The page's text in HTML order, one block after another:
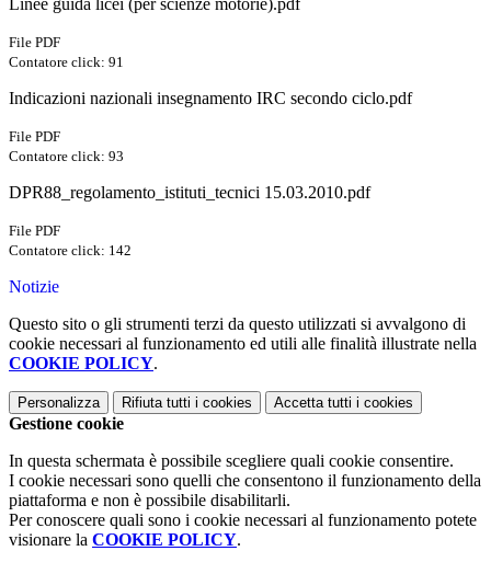
Linee guida licei (per scienze motorie).pdf
File PDF
Contatore click: 91
Indicazioni nazionali insegnamento IRC secondo ciclo.pdf
File PDF
Contatore click: 93
DPR88_regolamento_istituti_tecnici 15.03.2010.pdf
File PDF
Contatore click: 142
Notizie
Questo sito o gli strumenti terzi da questo utilizzati si avvalgono di
cookie necessari al funzionamento ed utili alle finalità illustrate nella
COOKIE POLICY.
Personalizza Rifiuta tutti i cookies Accetta tutti i cookies
Gestione cookie
In questa schermata è possibile scegliere quali cookie consentire.
I cookie necessari sono quelli che consentono il funzionamento della
piattaforma e non è possibile disabilitarli.
Per conoscere quali sono i cookie necessari al funzionamento potete
visionare la COOKIE POLICY.